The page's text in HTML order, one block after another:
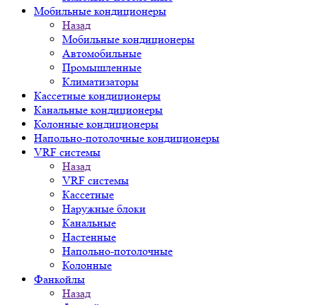
Мобильные кондиционеры
Назад
Мобильные кондиционеры
Автомобильные
Промышленные
Климатизаторы
Кассетные кондиционеры
Канальные кондиционеры
Колонные кондиционеры
Напольно-потолочные кондиционеры
VRF системы
Назад
VRF системы
Кассетные
Наружные блоки
Канальные
Настенные
Напольно-потолочные
Колонные
Фанкойлы
Назад